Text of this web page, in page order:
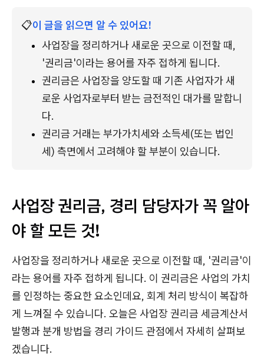
📋이 글을 읽으면 알 수 있어요!
사업장을 정리하거나 새로운 곳으로 이전할 때,
'권리금'이라는 용어를 자주 접하게 됩니다.
권리금은 사업장을 양도할 때 기존 사업자가 새
로운 사업자로부터 받는 금전적인 대가를 말합니
다.
권리금 거래는 부가가치세와 소득세(또는 법인
세) 측면에서 고려해야 할 부분이 있습니다.
사업장 권리금, 경리 담당자가 꼭 알아
야 할 모든 것!
사업장을 정리하거나 새로운 곳으로 이전할 때, '권리금'이
라는 용어를 자주 접하게 됩니다. 이 권리금은 사업의 가치
를 인정하는 중요한 요소인데요, 회계 처리 방식이 복잡하
게 느껴질 수 있습니다. 오늘은 사업장 권리금 세금계산서
발행과 분개 방법을 경리 가이드 관점에서 자세히 살펴보
겠습니다.